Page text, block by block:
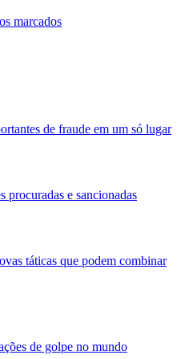
marcados
de fraude em um só lugar
e sancionadas
táticas que podem combinar
de golpe no mundo